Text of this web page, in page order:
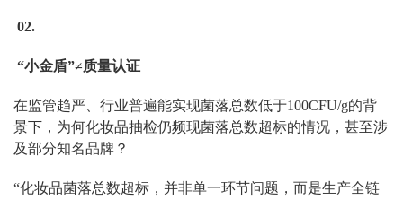
02.
“小金盾”≠质量认证
在监管趋严、行业普遍能实现菌落总数低于100CFU/g的背
景下，为何化妆品抽检仍频现菌落总数超标的情况，甚至涉
及部分知名品牌？
“化妆品菌落总数超标，并非单一环节问题，而是生产全链